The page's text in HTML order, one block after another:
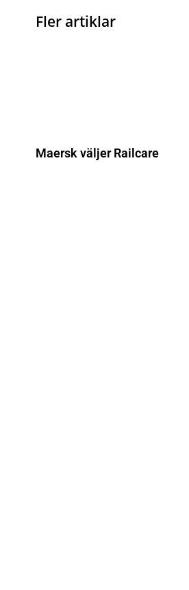
Fler artiklar
Maersk väljer Railcare